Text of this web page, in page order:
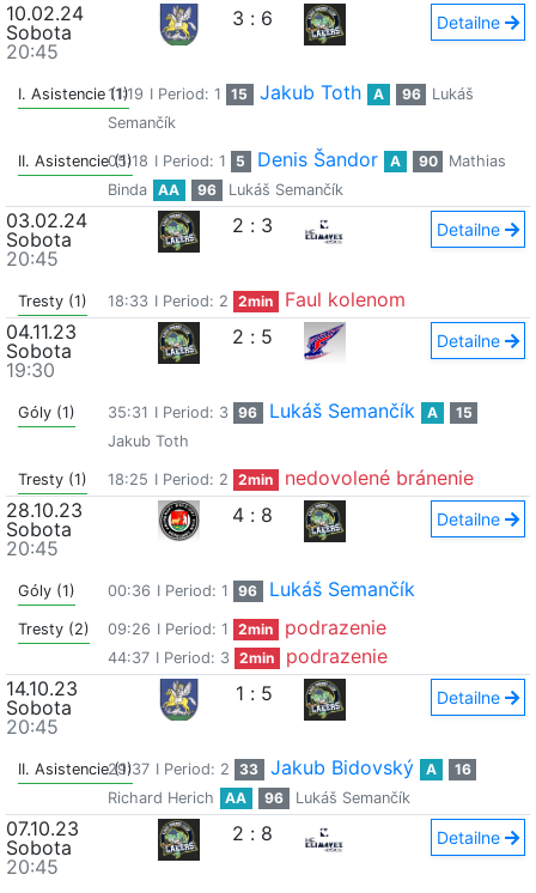
10.02.24
Sobota
20:45
3 : 6 Detailne
I. Asistencie (1)
11:19 I Period: 1 15 Jakub Toth A 96
Lukáš
Semančík
II. Asistencie (1)
05:18 I Period: 1 5 Denis Šandor A 90
Mathias
Binda
AA 96 Lukáš Semančík
03.02.24
Sobota
20:45
2 : 3 Detailne
Tresty (1) 18:33 I Period: 2 2min
Faul kolenom
04.11.23
Sobota
19:30
2 : 5 Detailne
Góly (1) 35:31 I Period: 3 96 Lukáš Semančík A
15
Jakub Toth
Tresty (1) 18:25 I Period: 2 2min
nedovolené bránenie
28.10.23
Sobota
20:45
4 : 8 Detailne
Góly (1) 00:36 I Period: 1 96 Lukáš Semančík
Tresty (2) 09:26 I Period: 1 2min podrazenie
44:37 I Period: 3 2min
podrazenie
14.10.23
Sobota
20:45
1 : 5 Detailne
II. Asistencie (1)
29:37 I Period: 2 33 Jakub Bidovský A
16
Richard Herich
AA 96 Lukáš Semančík
07.10.23
Sobota
20:45
2 : 8 Detailne